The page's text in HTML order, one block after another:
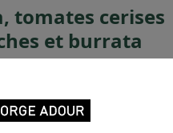
tomates cerises
et burrata